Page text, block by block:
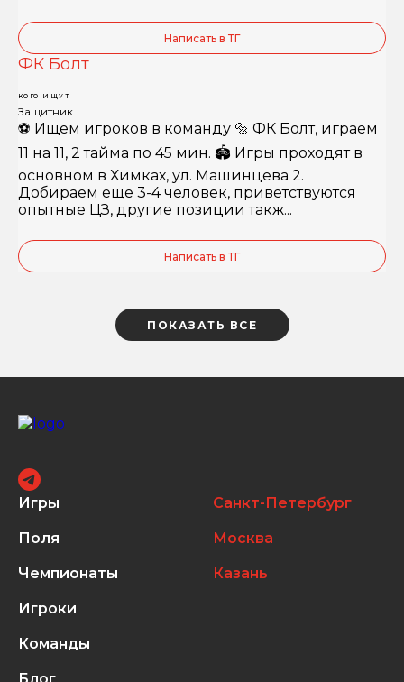
Написать в ТГ
ФК Болт
КОГО ИЩУТ
Защитник
⚽️ Ищем игроков в команду 🔩 ФК Болт, играем
11 на 11, 2 тайма по 45 мин. 🏟️ Игры проходят в
основном в Химках, ул. Машинцева 2.
Добираем еще 3-4 человек, приветствуются
опытные ЦЗ, другие позиции такж...
Написать в ТГ
ПОКАЗАТЬ ВСЕ
Игры
Поля
Чемпионаты
Игроки
Команды
Санкт-Петербург
Москва
Казань